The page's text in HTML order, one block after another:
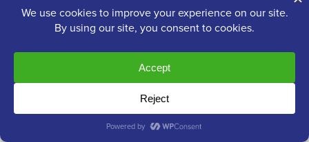
libreria di snippet integrata dove puoi trovare tutti gli
snippet di codice WordPress più popolari, inclusa la
disabilitazione delle pagine degli allegati.
Innanzitutto, devi installare e attivare ilplugin gratuito
. Per maggiori dettagli, consulta la nostra
guida sucome installare un plugin di WordPress.